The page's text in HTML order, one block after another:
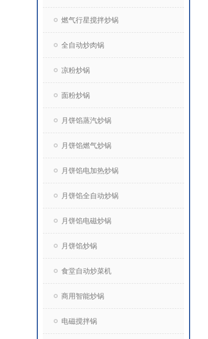
燃气行星搅拌炒锅
全自动炒肉锅
凉粉炒锅
面粉炒锅
月饼馅蒸汽炒锅
月饼馅燃气炒锅
月饼馅电加热炒锅
月饼馅全自动炒锅
月饼馅电磁炒锅
月饼馅炒锅
食堂自动炒菜机
商用智能炒锅
电磁搅拌锅